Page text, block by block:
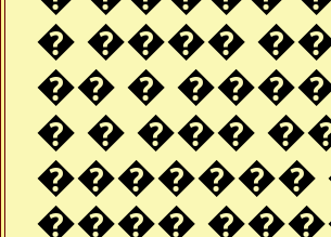
� ����
�� �
� � ���
�������
����